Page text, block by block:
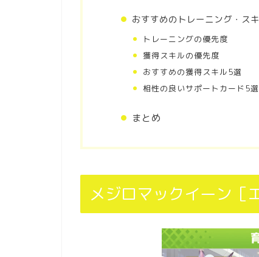
おすすめのトレーニング・ス
トレーニングの優先度
獲得スキルの優先度
おすすめの獲得スキル5選
相性の良いサポートカード5選
まとめ
メジロマックイーン［